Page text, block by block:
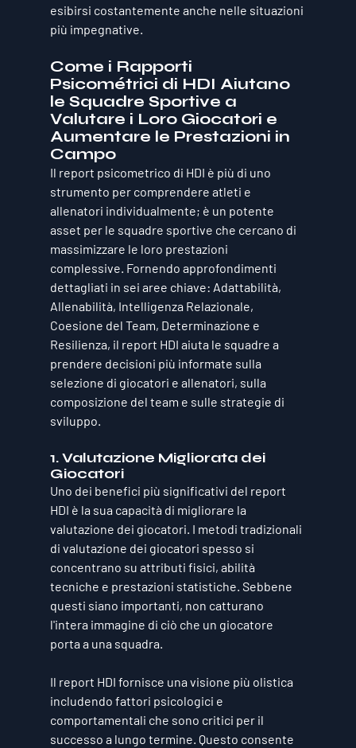
esibirsi costantemente anche nelle situazioni
più impegnative.
Come i Rapporti
Psicométrici di HDI Aiutano
le Squadre Sportive a
Valutare i Loro Giocatori e
Aumentare le Prestazioni in
Campo
Il report psicometrico di HDI è più di uno
strumento per comprendere atleti e
allenatori individualmente; è un potente
asset per le squadre sportive che cercano di
massimizzare le loro prestazioni
complessive. Fornendo approfondimenti
dettagliati in sei aree chiave: Adattabilità,
Allenabilità, Intelligenza Relazionale,
Coesione del Team, Determinazione e
Resilienza, il report HDI aiuta le squadre a
prendere decisioni più informate sulla
selezione di giocatori e allenatori, sulla
composizione del team e sulle strategie di
sviluppo.
1. Valutazione Migliorata dei
Giocatori
Uno dei benefici più significativi del report
HDI è la sua capacità di migliorare la
valutazione dei giocatori. I metodi tradizionali
di valutazione dei giocatori spesso si
concentrano su attributi fisici, abilità
tecniche e prestazioni statistiche. Sebbene
questi siano importanti, non catturano
l'intera immagine di ciò che un giocatore
porta a una squadra.
Il report HDI fornisce una visione più olistica
includendo fattori psicologici e
comportamentali che sono critici per il
successo a lungo termine. Questo consente